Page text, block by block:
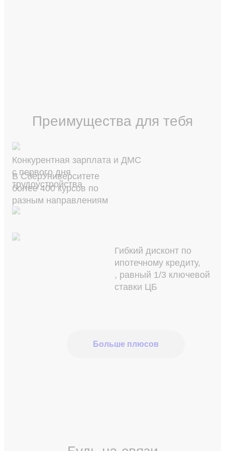
Преимущества для тебя
Конкурентная зарплата и ДМС
с первого дня
трудоустройства
В СберУниверситете
более 400 курсов по
разным направлениям
Гибкий дисконт по
ипотечному кредиту,
, равный 1/3 ключевой
ставки ЦБ
Больше плюсов